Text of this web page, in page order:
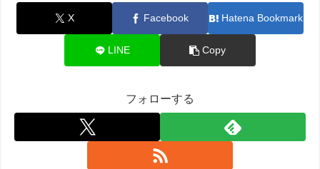
X Facebook Hatena Bookmark
LINE Copy
フォローする